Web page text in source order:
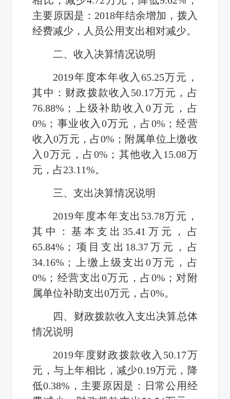
主要原因是： 2018年结余增加，拨入
经费减少，人员公用支出相对减少。
二、收入决算情况说明
2019年度本年收入 65.25万元，
其中：财政拨款收入 50.17万元，占
76.88% ；上级补助收入 0万元，占
0% ；事业收入 0万元，占0% ；经营
收入0万元，占0% ；附属单位上缴收
入0万元，占0% ；其他收入 15.08万
元，占23.11%。
三、支出决算情况说明
2019年度本年支出 53.78万元，
其中：基本支出 35.41 万元，占
65.84% ；项目支出 18.37万元，占
34.16% ；上缴上级支出 0万元，占
0% ；经营支出 0万元，占0% ；对附
属单位补助支出0万元，占0%。
四、财政拨款收入支出决算总体
情况说明
2019年度财政拨款收入 50.17万
元，与上年相比，减少0.19万元 ，降
低0.38% ，主要原因是：日常公用经